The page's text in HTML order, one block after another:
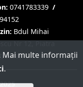
0741783339 /
Bdul Mihai
Nr 12, Piatra
Neamț
Mai multe informații
.